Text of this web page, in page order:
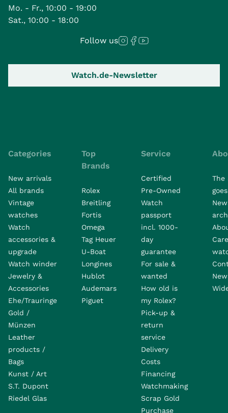
Mo. - Fr., 10:00 - 19:00
Sat., 10:00 - 18:00
Follow us
Watch.de-Newsletter
Categories
New arrivals
All brands
Vintage
watches
Watch
accessories &
upgrade
Watch winder
Jewelry &
Accessories
Ehe/Trauringe
Gold /
Münzen
Leather
products /
Bags
Kunst / Art
S.T. Dupont
Riedel Glas
Top
Brands
Rolex
Breitling
Fortis
Omega
Tag Heuer
U-Boat
Longines
Hublot
Audemars
Piguet
Service
Certified
Pre-Owned
Watch
passport
incl. 1000-
day
guarantee
For sale &
wanted
How old is
my Rolex?
Pick-up &
return
service
Delivery
Costs
Financing
Watchmaking
Scrap Gold
Purchase
The